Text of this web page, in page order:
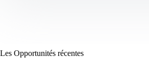
Les Opportunités récentes